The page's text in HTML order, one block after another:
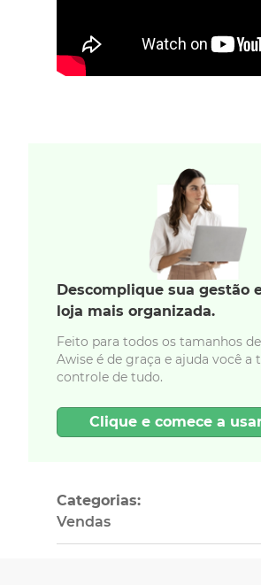
Descomplique sua gestão
loja mais organizada.
Feito para todos os tamanhos
Awise é de graça e ajuda você a
controle de tudo.
Clique e comece a
Categorias:
Vendas